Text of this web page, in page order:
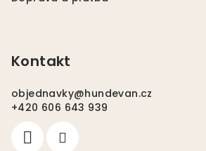
Kontakt
objednavky@hundevan.cz
+420 606 643 939